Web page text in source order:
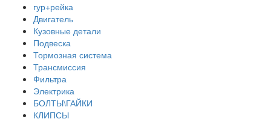
гур+рейка
Двигатель
Кузовные детали
Подвеска
Тормозная система
Трансмиссия
Фильтра
Электрика
БОЛТЫ\ГАЙКИ
КЛИПСЫ